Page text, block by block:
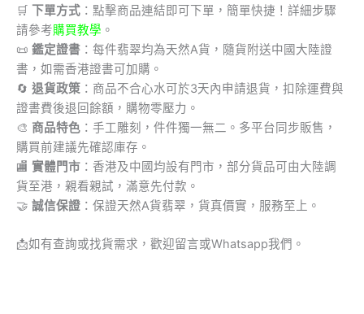
🛒 下單方式 ：點擊商品連結即可下單，簡單快捷！詳細步驟
請參考購買教學 。
📜 鑑定證書 ：每件翡翠均為天然A貨，隨貨附送中國大陸證
書，如需香港證書可加購。
🔄 退貨政策 ：商品不合心水可於3天內申請退貨，扣除運費與
證書費後退回餘額，購物零壓力。
🎨 商品特色 ：手工雕刻，件件獨一無二。多平台同步販售，
購買前建議先確認庫存。
🏬 實體門市 ：香港及中國均設有門市，部分貨品可由大陸調
貨至港，親看親試，滿意先付款。
🤝 誠信保證 ：保證天然A貨翡翠，貨真價實，服務至上。
📩如有查詢或找貨需求，歡迎留言或Whatsapp我們。